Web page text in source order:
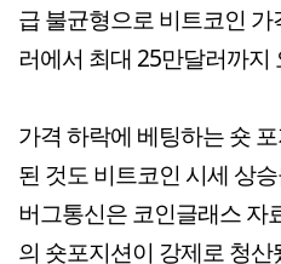
급 불균형으로 비트코인
러에서 최대 25만달러까지
가격 하락에 베팅하는 숏
된 것도 비트코인 시세 상
버그통신은 코인글래스 자
의 숏포지션이 강제로 청